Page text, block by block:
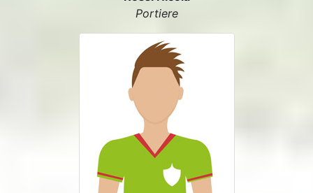
Portiere